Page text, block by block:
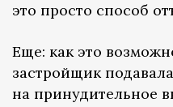
это просто способ
Еще: как это
застройщик
на принудительное